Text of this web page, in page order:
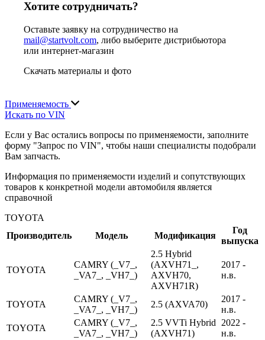
Хотите сотрудничать?
Оставьте заявку на сотрудничество на
mail@startvolt.com, либо выберите дистрибьютора
или интернет-магазин
Скачать материалы и фото
Применяемость
Искать по VIN
Если у Вас остались вопросы по применяемости, заполните
форму "Запрос по VIN", чтобы наши специалисты подобрали
Вам запчасть.
Информация по применяемости изделий и сопутствующих
товаров к конкретной модели автомобиля является
справочной
TOYOTA
Производитель
Модель Модификация
Год
выпуска
TOYOTA
CAMRY (_V7_,
_VA7_, _VH7_)
2.5 Hybrid
(AXVH71_,
AXVH70,
AXVH71R)
2017 -
н.в.
TOYOTA
CAMRY (_V7_,
_VA7_, _VH7_)
2.5 (AXVA70)
2017 -
н.в.
TOYOTA
CAMRY (_V7_,
_VA7_, _VH7_)
2.5 VVTi Hybrid
(AXVH71)
2022 -
н.в.